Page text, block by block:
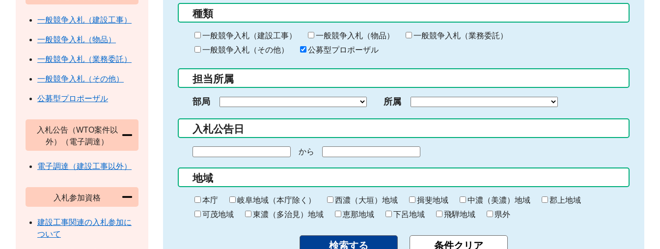
る
キ
ー
ー
入
力
種類
一般競争入札（建設工事） 一般競争入札（物品）
一般競争入札（業務委託）
一般競争入札（その他）
公募型プロポーザル
担当所属
部局 所属
入札公告日
の
始
ま
り
から
終
わ
り
地域
本庁 岐阜地域（本庁除く） 西濃（大垣）地域 揖斐地域 中濃（美濃）地域
郡上地域
可茂地域
東濃（多治見）地域 恵那地域 下呂地域 飛騨地域 県外
一般競争入札（建設工事）
一般競争入札（物品）
一般競争入札（業務委託）
一般競争入札（その他）
公募型プロポーザル
入札公告（WTO案件以
外）（電子調達）
電子調達（建設工事以外）
入札参加資格
建設工事関連の入札参加に
ついて